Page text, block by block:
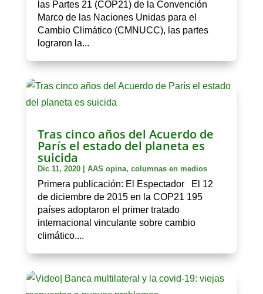
las Partes 21 (COP21) de la Convención
Marco de las Naciones Unidas para el
Cambio Climático (CMNUCC), las partes
lograron la...
Tras cinco años del Acuerdo de
París el estado del planeta es
suicida
Dic 11, 2020| AAS opina, columnas en medios
Primera publicación: El Espectador El 12
de diciembre de 2015 en la COP21 195
países adoptaron el primer tratado
internacional vinculante sobre cambio
climático....